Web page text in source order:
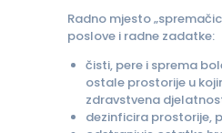
Radno mjesto
poslove i radne zadatke:
čisti, pere i sprema
ostale prostorije u
zdravstvena
dezinficira prostorije,